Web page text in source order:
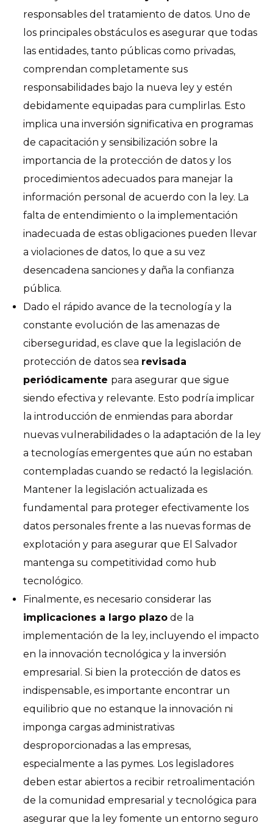
responsables del tratamiento de datos. Uno de
los principales obstáculos es asegurar que todas
las entidades, tanto públicas como privadas,
comprendan completamente sus
responsabilidades bajo la nueva ley y estén
debidamente equipadas para cumplirlas. Esto
implica una inversión significativa en programas
de capacitación y sensibilización sobre la
importancia de la protección de datos y los
procedimientos adecuados para manejar la
información personal de acuerdo con la ley. La
falta de entendimiento o la implementación
inadecuada de estas obligaciones pueden llevar
a violaciones de datos, lo que a su vez
desencadena sanciones y daña la confianza
pública.
Dado el rápido avance de la tecnología y la
constante evolución de las amenazas de
ciberseguridad, es clave que la legislación de
protección de datos sea revisada
periódicamente para asegurar que sigue
siendo efectiva y relevante. Esto podría implicar
la introducción de enmiendas para abordar
nuevas vulnerabilidades o la adaptación de la ley
a tecnologías emergentes que aún no estaban
contempladas cuando se redactó la legislación.
Mantener la legislación actualizada es
fundamental para proteger efectivamente los
datos personales frente a las nuevas formas de
explotación y para asegurar que El Salvador
mantenga su competitividad como hub
tecnológico.
Finalmente, es necesario considerar las
implicaciones a largo plazo de la
implementación de la ley, incluyendo el impacto
en la innovación tecnológica y la inversión
empresarial. Si bien la protección de datos es
indispensable, es importante encontrar un
equilibrio que no estanque la innovación ni
imponga cargas administrativas
desproporcionadas a las empresas,
especialmente a las pymes. Los legisladores
deben estar abiertos a recibir retroalimentación
de la comunidad empresarial y tecnológica para
asegurar que la ley fomente un entorno seguro